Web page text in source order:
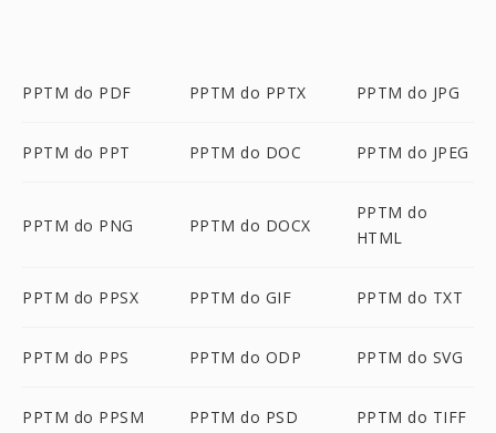
PPTM do PDF PPTM do PPTX PPTM do JPG
PPTM do PPT PPTM do DOC PPTM do JPEG
PPTM do PNG PPTM do DOCX
PPTM do
HTML
PPTM do PPSX PPTM do GIF PPTM do TXT
PPTM do PPS PPTM do ODP PPTM do SVG
PPTM do PPSM PPTM do PSD PPTM do TIFF